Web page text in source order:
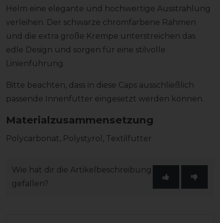
Helm eine elegante und hochwertige Ausstrahlung
verleihen. Der schwarze chromfarbene Rahmen
und die extra große Krempe unterstreichen das
edle Design und sorgen für eine stilvolle
Linienführung.
Bitte beachten, dass in diese Caps ausschließlich
passende Innenfutter eingesetzt werden können.
Materialzusammensetzung
Polycarbonat, Polystyrol, Textilfutter
Wie hat dir die Artikelbeschreibung
gefallen?